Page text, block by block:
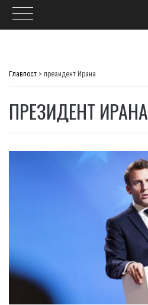
Главпост > президент Ирана
ПРЕЗИДЕНТ ИРАНА